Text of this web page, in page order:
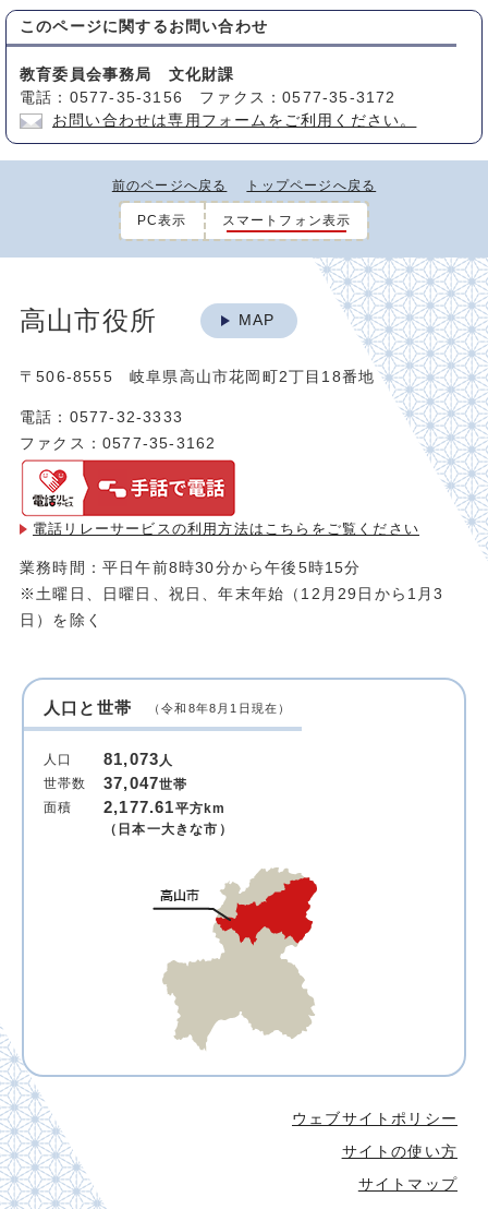
このページに関する お問い合わせ
教育委員会事務局 文化財課
電話：0577-35-3156 ファクス：0577-35-3172
お問い合わせは専用フォームをご利用ください。
前のページへ戻る トップページへ戻る
PC表示 スマートフォン表示
高山市役所 MAP
〒506-8555 岐阜県高山市花岡町2丁目18番地
電話：0577-32-3333
ファクス：0577-35-3162
電話リレーサービスの利用方法は こちらをご覧ください
業務時間：平日午前8時30分から午後5時15分
※土曜日、日曜日、祝日、年末年始（12月29日から1月3
日）を除く
人口と世帯 （令和8年8月1日現在）
人口 81,073人
世帯数
37,047世帯
面積
2,177.61平方km
（日本一大きな市）
ウェブサイトポリシー
サイトの使い方
サイトマップ